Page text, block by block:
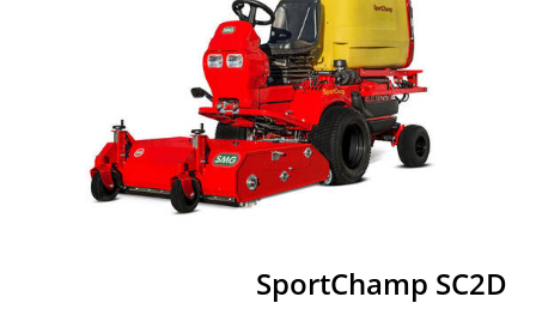
SportChamp SC2D